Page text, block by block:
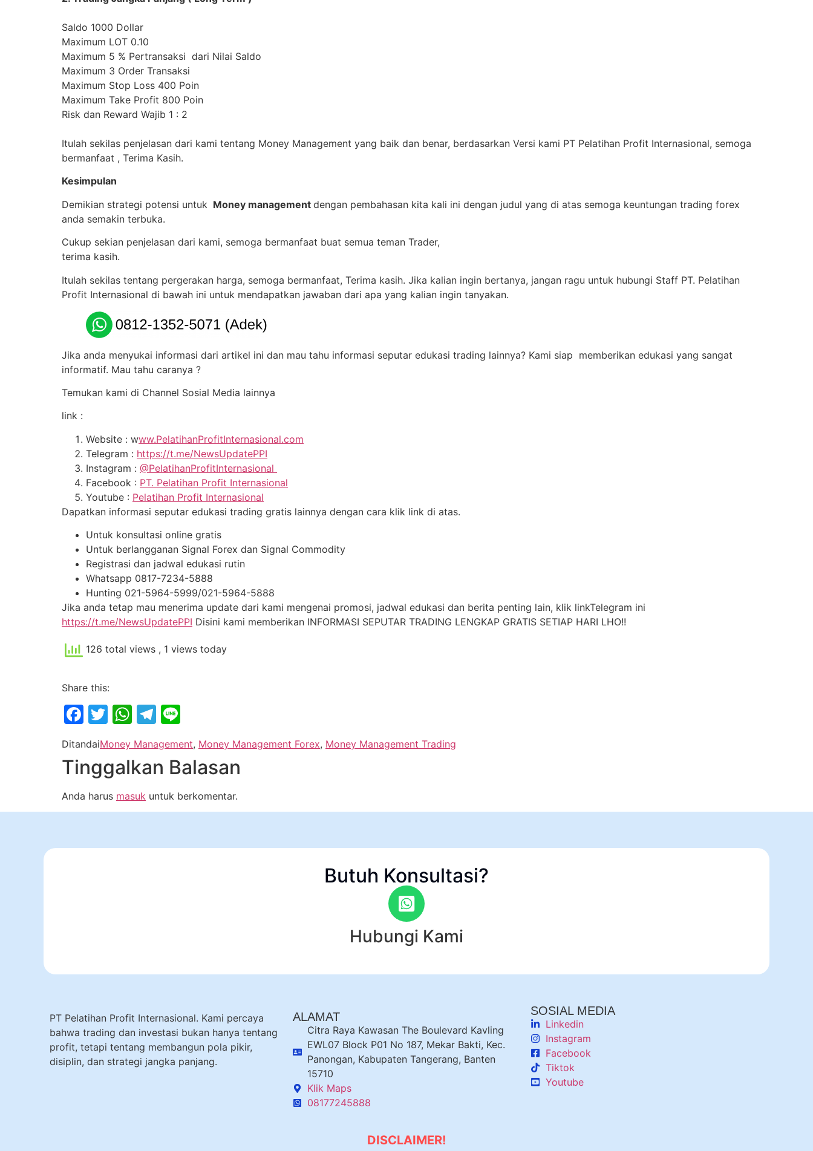
Saldo 1000 Dollar
Maximum LOT 0.10
Maximum 5 % Pertransaksi dari Nilai Saldo
Maximum 3 Order Transaksi
Maximum Stop Loss 400 Poin
Maximum Take Profit 800 Poin
Risk dan Reward Wajib 1 : 2
Itulah sekilas penjelasan dari kami tentang Money Management yang baik dan benar, berdasarkan Versi kami PT Pelatihan Profit Internasional, semoga
bermanfaat , Terima Kasih.
Kesimpulan
Demikian strategi potensi untuk Money management dengan pembahasan kita kali ini dengan judul yang di atas semoga keuntungan trading forex
anda semakin terbuka.
Cukup sekian penjelasan dari kami, semoga bermanfaat buat semua teman Trader,
terima kasih.
Itulah sekilas tentang pergerakan harga, semoga bermanfaat, Terima kasih. Jika kalian ingin bertanya, jangan ragu untuk hubungi Staff PT. Pelatihan
Profit Internasional di bawah ini untuk mendapatkan jawaban dari apa yang kalian ingin tanyakan.
Jika anda menyukai informasi dari artikel ini dan mau tahu informasi seputar edukasi trading lainnya? Kami siap memberikan edukasi yang sangat
informatif. Mau tahu caranya ?
Temukan kami di Channel Sosial Media lainnya
link :
Website : www.PelatihanProfitInternasional.com
Telegram : https://t.me/NewsUpdatePPI
Instagram : @PelatihanProfitInternasional
Facebook : PT. Pelatihan Profit Internasional
Youtube : Pelatihan Profit Internasional
Dapatkan informasi seputar edukasi trading gratis lainnya dengan cara klik link di atas.
Untuk konsultasi online gratis
Untuk berlangganan Signal Forex dan Signal Commodity
Registrasi dan jadwal edukasi rutin
Whatsapp 0817-7234-5888
Hunting 021-5964-5999/021-5964-5888
Jika anda tetap mau menerima update dari kami mengenai promosi, jadwal edukasi dan berita penting lain, klik linkTelegram ini
https://t.me/NewsUpdatePPI Disini kami memberikan INFORMASI SEPUTAR TRADING LENGKAP GRATIS SETIAP HARI LHO!!
126 total views , 1 views today
Share this:
Facebook
Twitter
WhatsApp
Telegram
DitandaiMoney Management, Money Management Forex, Money Management Trading
Tinggalkan Balasan
Anda harus masuk untuk berkomentar.
Butuh Konsultasi?
Hubungi Kami
PT Pelatihan Profit Internasional. Kami percaya
bahwa trading dan investasi bukan hanya tentang
profit, tetapi tentang membangun pola pikir,
disiplin, dan strategi jangka panjang.
ALAMAT
Citra Raya Kawasan The Boulevard Kavling
EWL07 Block P01 No 187, Mekar Bakti, Kec.
Panongan, Kabupaten Tangerang, Banten
15710
Klik Maps
08177245888
SOSIAL MEDIA
Linkedin
Instagram
Facebook
Tiktok
Youtube
DISCLAIMER!